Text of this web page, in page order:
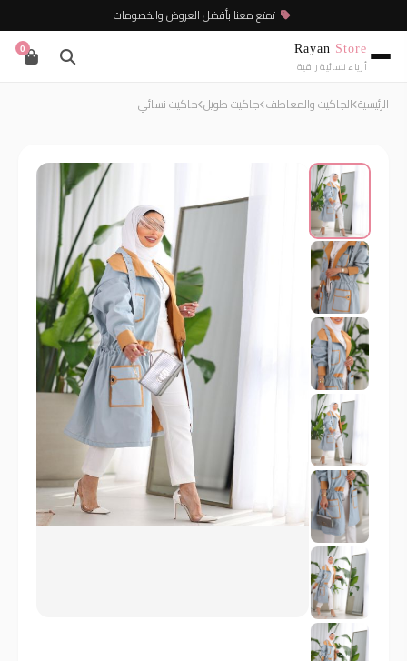
تمتع معنا بأفضل العروض والخصومات
Rayan Store
أزياء نسائية راقية
0
الرئيسية الجاكيت والمعاطف جاكيت طويل جاكيت نسائي